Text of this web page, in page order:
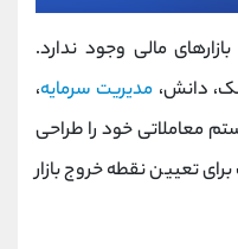
مالی وجود ندارد.
دانش،مدیریت سرمایه،
معاملاتی خود را طراحی
تعیین نقطه خروج بازار